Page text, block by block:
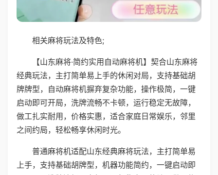
相关麻将玩法及特色;
【山东麻将·简约实用自动麻将机】契合山东麻将
经典玩法，主打简单易上手的休闲对局，支持基础胡
牌牌型，自动麻将机摒弃复杂功能，操作极简，一键
启动即可开局，洗牌流畅不卡顿，运行稳定无故障，
做工扎实耐用，价格实惠，适合家庭日常娱乐，邻里
之间约局，轻松畅享休闲时光。
普通麻将机适配山东经典麻将玩法，主打简单易
上手，支持基础胡牌型，机器功能简约，一键启动即